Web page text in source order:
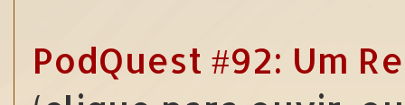
PodQuest #92: Um